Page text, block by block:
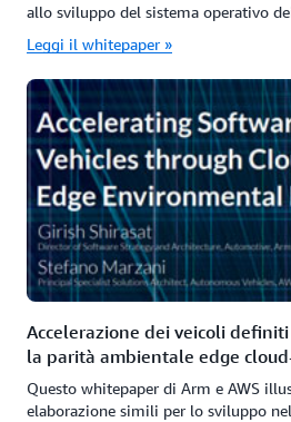
allo sviluppo del sistema operativo
Leggi il whitepaper »
Accelerazione dei veicoli
la parità ambientale edge
Questo whitepaper di Arm e AWS
elaborazione simili per lo sviluppo